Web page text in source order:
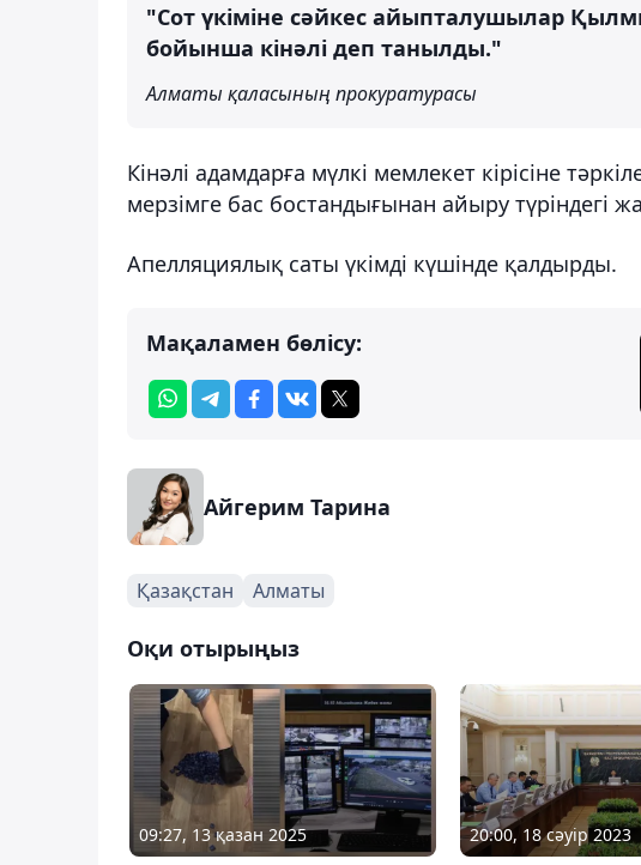
"Сот үкіміне сәйкес айыпталушылар
бойынша кінәлі деп танылды."
Алматы қаласының прокуратурасы
Кінәлі адамдарға мүлкі мемлекет кірісіне
мерзімге бас бостандығынан айыру түріндегі
Апелляциялық саты үкімді күшінде қалдырды.
Мақаламен бөлісу:
Айгерим Тарина
Қазақстан Алматы
Оқи отырыңыз
09:27, 13 қазан 2025 20:00, 18 сәуір 2023